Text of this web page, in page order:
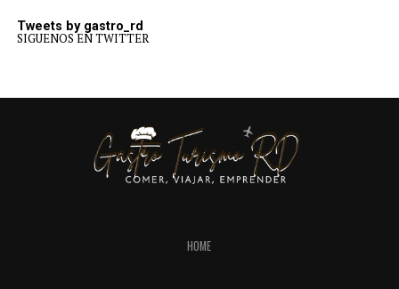
Tweets by gastro_rd
SIGUENOS EN TWITTER
HOME